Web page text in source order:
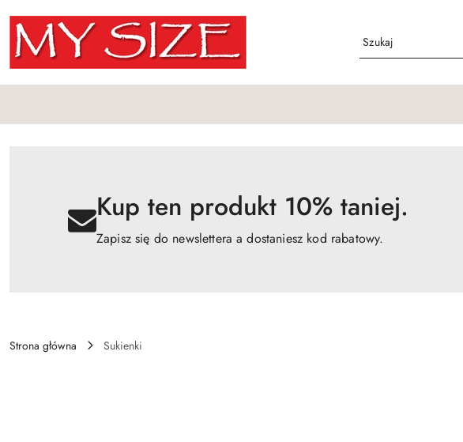
Przejdź do treści głównej
Przejdź do wyszukiwarki
Przejdź do moje konto
Przejdź do menu głównego
Przejdź do opisu produktu
Przejdź do stopki
Kup ten produkt 10% taniej.
Zapisz się do newslettera a dostaniesz kod rabatowy.
Strona główna
Sukienki